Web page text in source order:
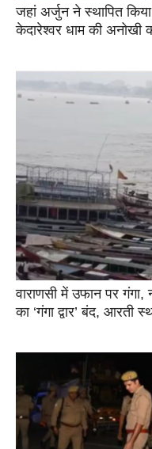
जहां अर्जुन ने स्थापित
केदारेश्वर धाम की अनोखी
वाराणसी में उफान पर
का ‘गंगा द्वार’ बंद, आरती